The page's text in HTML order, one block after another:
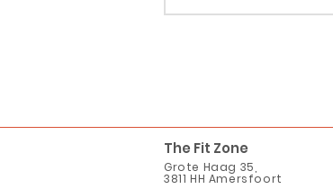
The Fit Zone
Grote Haag 35,
3811 HH Amersfoort